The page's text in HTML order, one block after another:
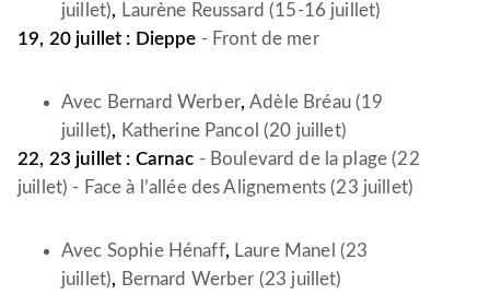
juillet), Laurène Reussard (15-16 juillet)
19, 20 juillet : Dieppe - Front de mer
Avec Bernard Werber,Adèle Bréau (19
juillet), Katherine Pancol (20 juillet)
22, 23 juillet : Carnac - Boulevard de la plage (22
juillet) - Face à l’allée des Alignements (23 juillet)
Avec Sophie Hénaff, Laure Manel (23
juillet), Bernard Werber (23 juillet)